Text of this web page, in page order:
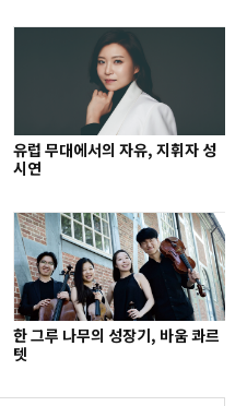
유럽 무대에서의 자유, 지휘자 성
시연
한 그루 나무의 성장기, 바움 콰르
텟